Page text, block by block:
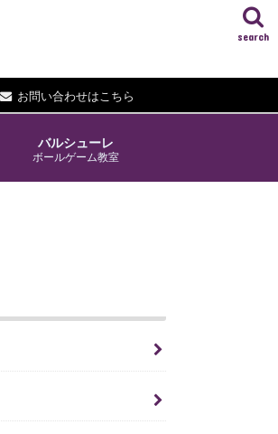
お問い合わせはこちら
search
バルシューレ
ボールゲーム教室